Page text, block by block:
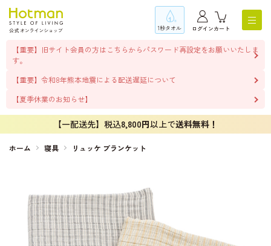
1秒タオル ログインカート
【重要】旧サイト会員の方はこちらからパスワード再設定をお願いいたしま
す。
【重要】令和8年熊本地震による配送遅延について
【夏季休業のお知らせ】
【一配送先】税込8,800円以上で送料無料！
ホーム 寝具 リュッケ ブランケット